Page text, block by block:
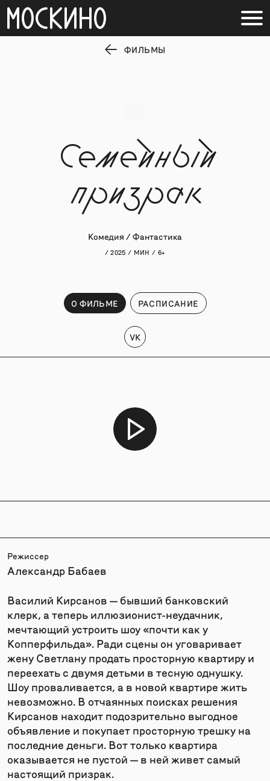
ФИЛЬМЫ
Семейный
призрак
Комедия / Фантастика
/ 2025 / МИН / 6+
О ФИЛЬМЕ РАСПИСАНИЕ
VK
Режиссер
Александр Бабаев
Василий Кирсанов — бывший банковский
клерк, а теперь иллюзионист-неудачник,
мечтающий устроить шоу «почти как у
Копперфильда». Ради сцены он уговаривает
жену Светлану продать просторную квартиру и
переехать с двумя детьми в тесную однушку.
Шоу проваливается, а в новой квартире жить
невозможно. В отчаянных поисках решения
Кирсанов находит подозрительно выгодное
объявление и покупает просторную трешку на
последние деньги. Вот только квартира
оказывается не пустой — в ней живет самый
настоящий призрак.